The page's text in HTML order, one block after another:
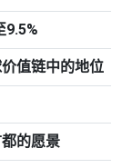
9.5%
值链中的地位
的愿景